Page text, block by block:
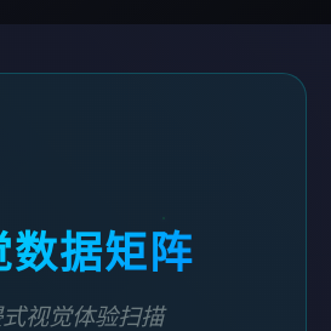
数据矩阵
式视觉体验扫描